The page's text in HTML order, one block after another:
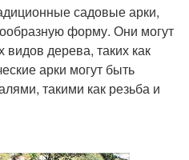
садовые арки,
форму. Они могут
дерева, таких как
арки могут быть
такими как резьба и